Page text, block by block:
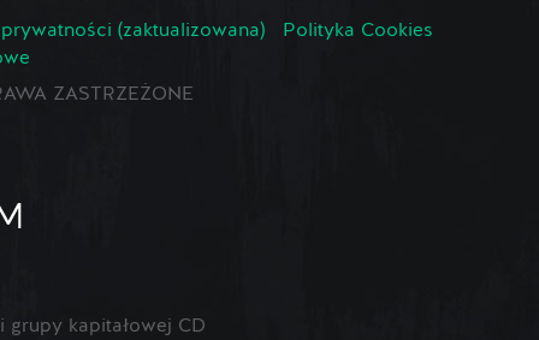
(zaktualizowana)
Polityka Cookies
ZASTRZEŻONE
kapitałowej CD